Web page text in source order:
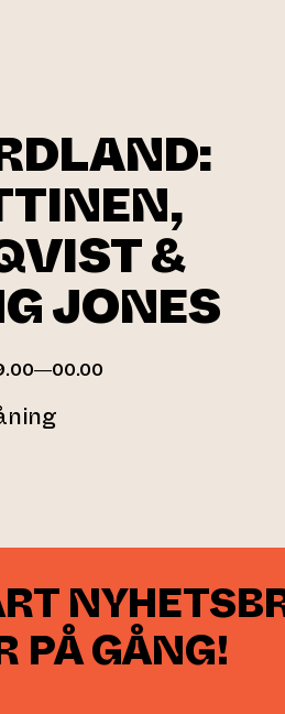
&
JONES
till annan webbtjänst)
PÅ GÅNG!